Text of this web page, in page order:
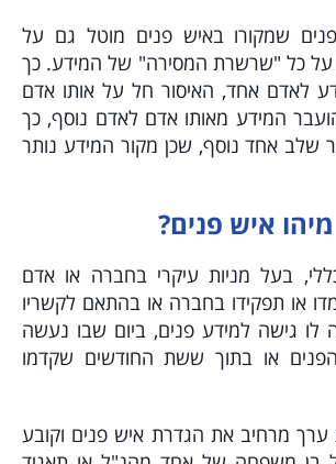
שמקורו באיש פנים מוטל גם על
על כל "שרשרת המסירה" של המידע. כך
לאדם אחד, האיסור חל על אותו אדם
המידע מאותו אדם לאדם נוסף, כך
שלב אחד נוסף, שכן מקור המידע נותר
מיהו איש פנים?
בעל מניות עיקרי בחברה או אדם
או תפקידו בחברה או בהתאם לקשריו
גישה למידע פנים, ביום שבו נעשה
או בתוך ששת החודשים שקדמו
ערך מרחיב את הגדרת איש פנים וקובע